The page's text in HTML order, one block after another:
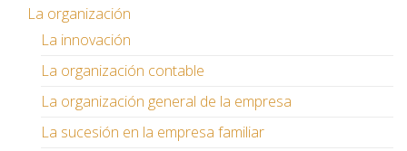
La organización
La innovación
La organización contable
La organización general de la empresa
La sucesión en la empresa familiar